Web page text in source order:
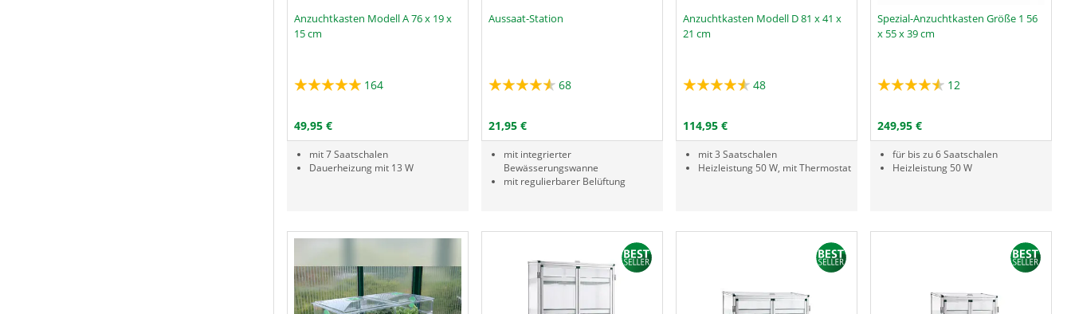
Anzuchtkasten Modell A 76 x 19 x
15 cm
164
49,95 €
mit 7 Saatschalen
Dauerheizung mit 13 W
Aussaat-Station
68
21,95 €
mit integrierter
Bewässerungswanne
mit regulierbarer Belüftung
Anzuchtkasten Modell D 81 x 41 x
21 cm
48
114,95 €
mit 3 Saatschalen
Heizleistung 50 W, mit Thermostat
Spezial-Anzuchtkasten Größe 1 56
x 55 x 39 cm
12
249,95 €
für bis zu 6 Saatschalen
Heizleistung 50 W